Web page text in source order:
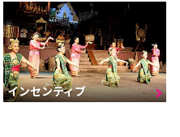
インセンティブ